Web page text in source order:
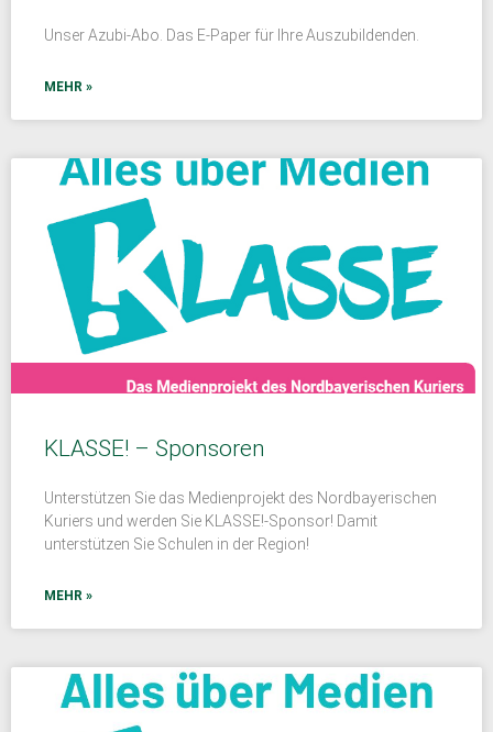
Unser Azubi-Abo. Das E-Paper für Ihre Auszubildenden.
MEHR »
KLASSE! – Sponsoren
Unterstützen Sie das Medienprojekt des Nordbayerischen
Kuriers und werden Sie KLASSE!-Sponsor! Damit
unterstützen Sie Schulen in der Region!
MEHR »